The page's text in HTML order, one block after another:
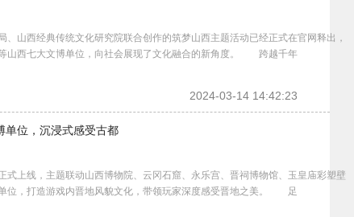
山西经典传统文化研究院联合创作的筑梦山西主题活动已经正式在官网释出，
山西七大文博单位，向社会展现了文化融合的新角度。 跨越千年
2024-03-14 14:42:23
单位，沉浸式感受古都
上线，主题联动山西博物院、云冈石窟、永乐宫、晋祠博物馆、玉皇庙彩塑壁
位，打造游戏内晋地风貌文化，带领玩家深度感受晋地之美。 足